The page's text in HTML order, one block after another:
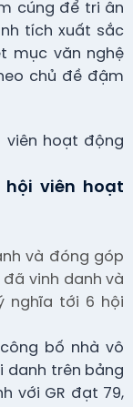
cúng để tri ân
tích xuất sắc
mục văn nghệ
chủ đề đậm
hội viên hoạt
và đóng góp
vinh danh và
nghĩa tới 6 hội
bố nhà vô
danh trên bảng
với GR đạt 79,